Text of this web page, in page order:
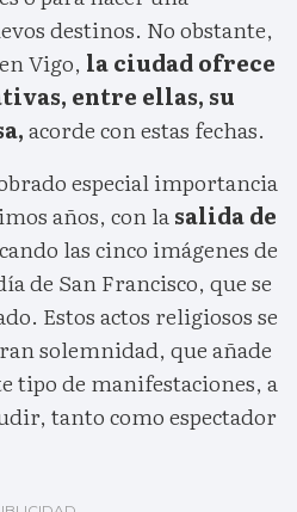
destinos. No obstante,
Vigo, la ciudad ofrece
entre ellas, su
acorde con estas fechas.
especial importancia
años, con lasalida de
las cinco imágenes de
de San Francisco, que se
Estos actos religiosos se
solemnidad, que añade
tipo de manifestaciones, a
tanto como espectador